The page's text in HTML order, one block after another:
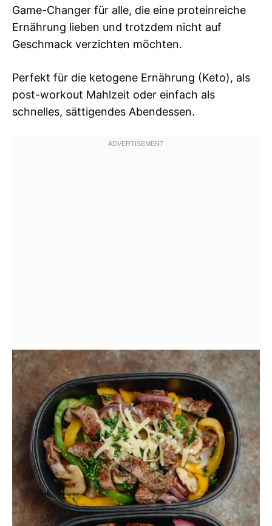
Game-Changer für alle, die eine proteinreiche
Ernährung lieben und trotzdem nicht auf
Geschmack verzichten möchten.
Perfekt für die ketogene Ernährung (Keto), als
post-workout Mahlzeit oder einfach als
schnelles, sättigendes Abendessen.